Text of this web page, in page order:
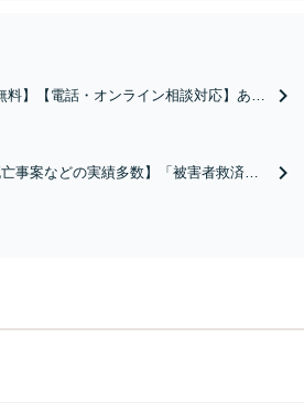
料】【電話・オンライン相談対応】あな
などもご相談下さい【子連れ相談可】
事案などの実績多数】「被害者救済を